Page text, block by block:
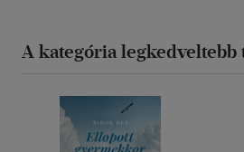
A kategória